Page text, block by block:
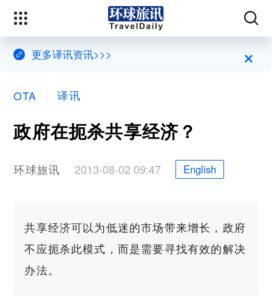
更多译讯资讯>>> ×
OTA 译讯
政府在扼杀共享经济？
环球旅讯 2013-08-02 09:47 English
共享经济可以为低迷的市场带来增长，政府
不应扼杀此模式，而是需要寻找有效的解决
办法。